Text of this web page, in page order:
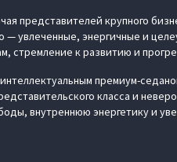
представителей крупного
— увлеченные, энергичные и
стремление к развитию и
премиум-
класса и
внутреннюю энергетику и